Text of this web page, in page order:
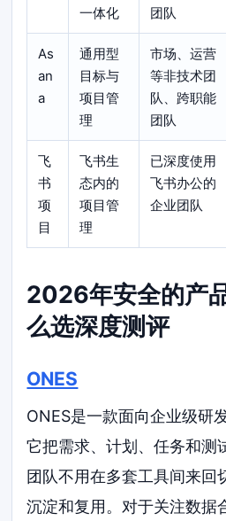
一体化
团队
As
an
a
通用型
目标与
项目管
理
市场、运营
等非技术团
队、跨职能
团队
飞
书
项
目
飞书生
态内的
项目管
理
已深度使用
飞书办公的
企业团队
2026年安全的产
么选深度测评
ONES
ONES是一款面向企业级研
它把需求、计划、任务和测
团队不用在多套工具间来回
沉淀和复用。对于关注数据